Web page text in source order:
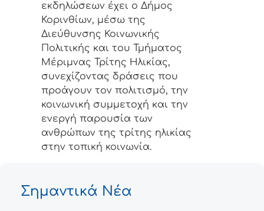
εκδηλώσεων έχει ο Δήμος
Κορινθίων, μέσω της
Διεύθυνσης Κοινωνικής
Πολιτικής και του Τμήματος
Μέριμνας Τρίτης Ηλικίας,
συνεχίζοντας δράσεις που
προάγουν τον πολιτισμό, την
κοινωνική συμμετοχή και την
ενεργή παρουσία των
ανθρώπων της τρίτης ηλικίας
στην τοπική κοινωνία.
Σημαντικά Νέα